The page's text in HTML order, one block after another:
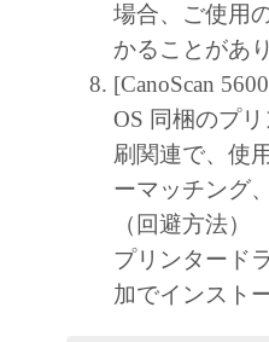
場合、ご使用
かることがあ
[CanoScan
OS 同梱のプ
刷関連で、使
ーマッチング
（回避方法）
プリンタード
加でインスト